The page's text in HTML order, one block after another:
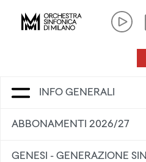
INFO GENERALI
ABBONAMENTI 2026/27
GENESI - GENERAZIONE